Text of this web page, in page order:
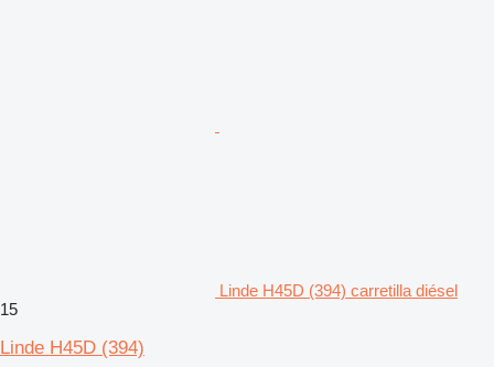
Linde H45D (394) carretilla diésel
15
Linde H45D (394)